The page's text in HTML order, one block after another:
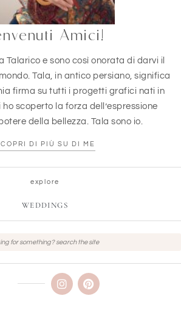
Amici!
Talarico e sono così onorata di darvi il
Tala, in antico persiano, significa
firma su tutti i progetti grafici nati in
scoperto la forza dell’espressione
della bellezza. Tala sono io.
DI PIÙ SU DI ME
explore
WEDDINGS